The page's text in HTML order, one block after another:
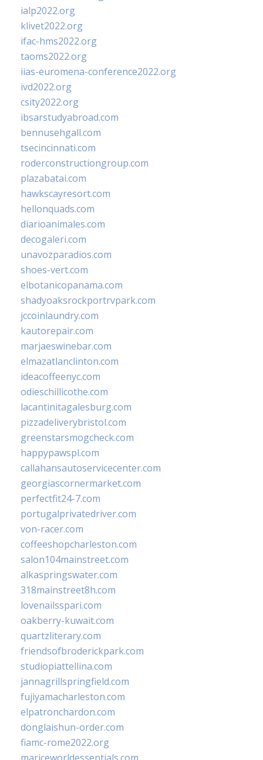
ialp2022.org
klivet2022.org
ifac-hms2022.org
taoms2022.org
iias-euromena-conference2022.org
ivd2022.org
csity2022.org
ibsarstudyabroad.com
bennusehgall.com
tsecincinnati.com
roderconstructiongroup.com
plazabatai.com
hawkscayresort.com
hellonquads.com
diarioanimales.com
decogaleri.com
unavozparadios.com
shoes-vert.com
elbotanicopanama.com
shadyoaksrockportrvpark.com
jccoinlaundry.com
kautorepair.com
marjaeswinebar.com
elmazatlanclinton.com
ideacoffeenyc.com
odieschillicothe.com
lacantinitagalesburg.com
pizzadeliverybristol.com
greenstarsmogcheck.com
happypawspl.com
callahansautoservicecenter.com
georgiascornermarket.com
perfectfit24-7.com
portugalprivatedriver.com
von-racer.com
coffeeshopcharleston.com
salon104mainstreet.com
alkaspringswater.com
318mainstreet8h.com
lovenailsspari.com
oakberry-kuwait.com
quartzliterary.com
friendsofbroderickpark.com
studiopiattellina.com
jannagrillspringfield.com
fujiyamacharleston.com
elpatronchardon.com
donglaishun-order.com
fiamc-rome2022.org